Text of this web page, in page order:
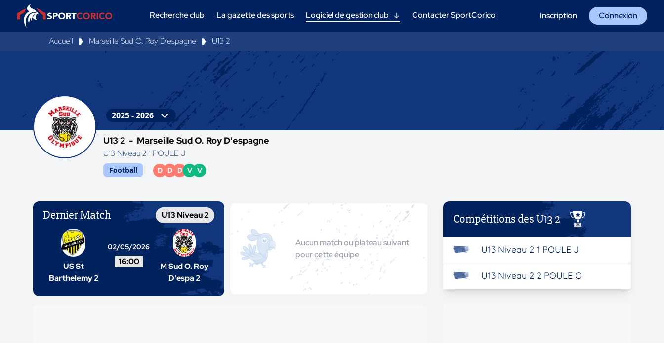
Recherche club La gazette des sports Logiciel de gestion club Contacter SportCorico Inscription Connexion
Accueil Marseille Sud O. Roy D'espagne U13 2
U13 2 - Marseille Sud O. Roy D'espagne
U13 Niveau 2 1 POULE J
Football D D D V V
Dernier Match U13 Niveau 2
US St
Barthelemy 2
02/05/2026
16:00
M Sud O. Roy
D'espa 2
Aucun match ou plateau suivant
pour cette équipe
Compétitions des U13 2
U13 Niveau 2 1 POULE J
U13 Niveau 2 2 POULE O